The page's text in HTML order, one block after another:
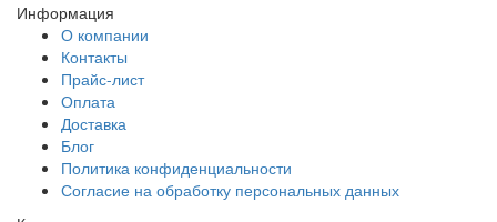
Информация
О компании
Контакты
Прайс-лист
Оплата
Доставка
Блог
Политика конфиденциальности
Согласие на обработку персональных данных